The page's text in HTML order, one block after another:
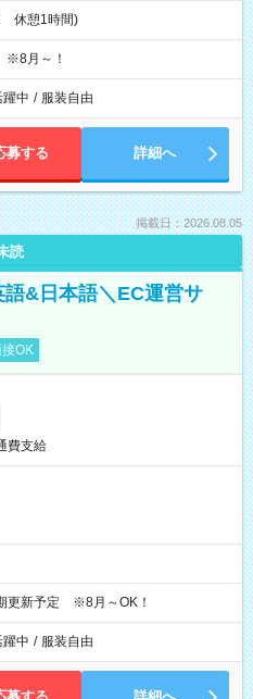
休憩1時間)
※8月～！
中 / 服装自由
募する 詳細へ
掲載日：2026.08.05
読
&日本語＼EC運営サ
OK
費支給
新予定 ※8月～OK！
中 / 服装自由